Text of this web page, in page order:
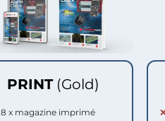
PRINT (Gold)
8 x magazine imprimé